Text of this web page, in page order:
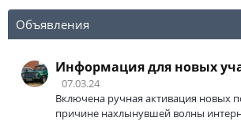
Объявления
Информация для новых
07.03.24
Включена ручная активация новых
причине нахлынувшей волны